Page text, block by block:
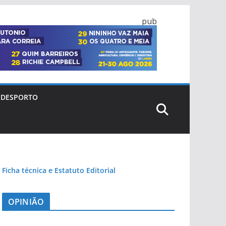
pub
DESPORTO
Ficha técnica e Estatuto Editorial
OPINIÃO